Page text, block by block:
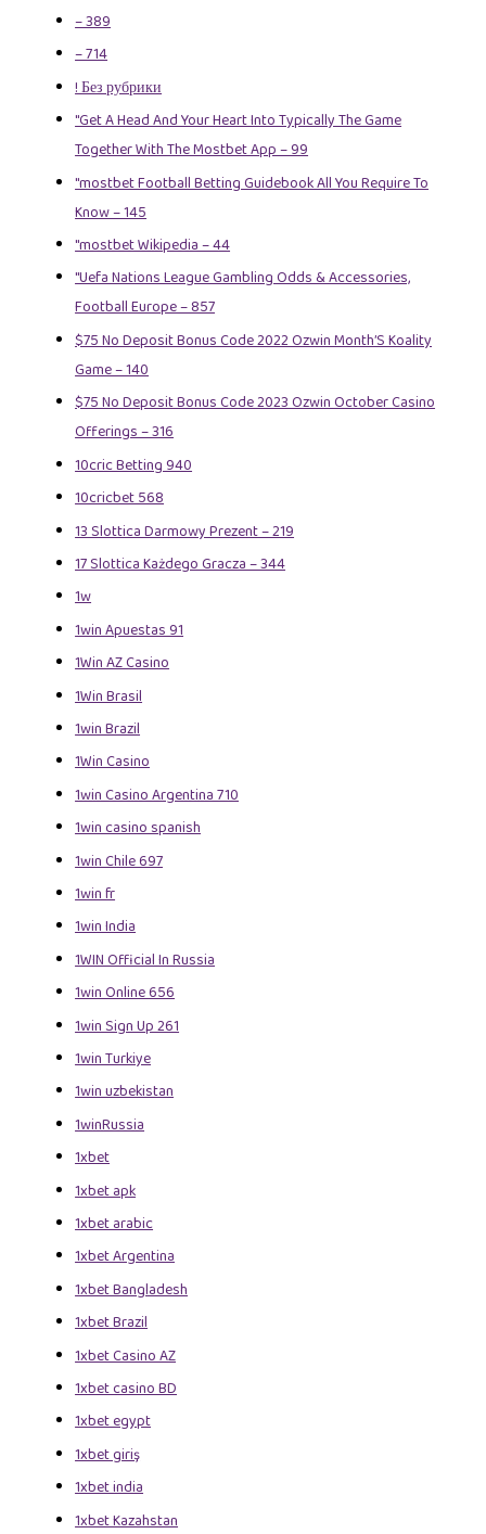
– 389
– 714
! Без рубрики
"Get A Head And Your Heart Into Typically The Game
Together With The Mostbet App – 99
"mostbet Football Betting Guidebook All You Require To
Know – 145
"mostbet Wikipedia – 44
"Uefa Nations League Gambling Odds & Accessories,
Football Europe – 857
$75 No Deposit Bonus Code 2022 Ozwin Month’S Koality
Game – 140
$75 No Deposit Bonus Code 2023 Ozwin October Casino
Offerings – 316
10cric Betting 940
10cricbet 568
13 Slottica Darmowy Prezent – 219
17 Slottica Każdego Gracza – 344
1w
1win Apuestas 91
1Win AZ Casino
1Win Brasil
1win Brazil
1Win Casino
1win Casino Argentina 710
1win casino spanish
1win Chile 697
1win fr
1win India
1WIN Official In Russia
1win Online 656
1win Sign Up 261
1win Turkiye
1win uzbekistan
1winRussia
1xbet
1xbet apk
1xbet arabic
1xbet Argentina
1xbet Bangladesh
1xbet Brazil
1xbet Casino AZ
1xbet casino BD
1xbet egypt
1xbet giriş
1xbet india
1xbet Kazahstan